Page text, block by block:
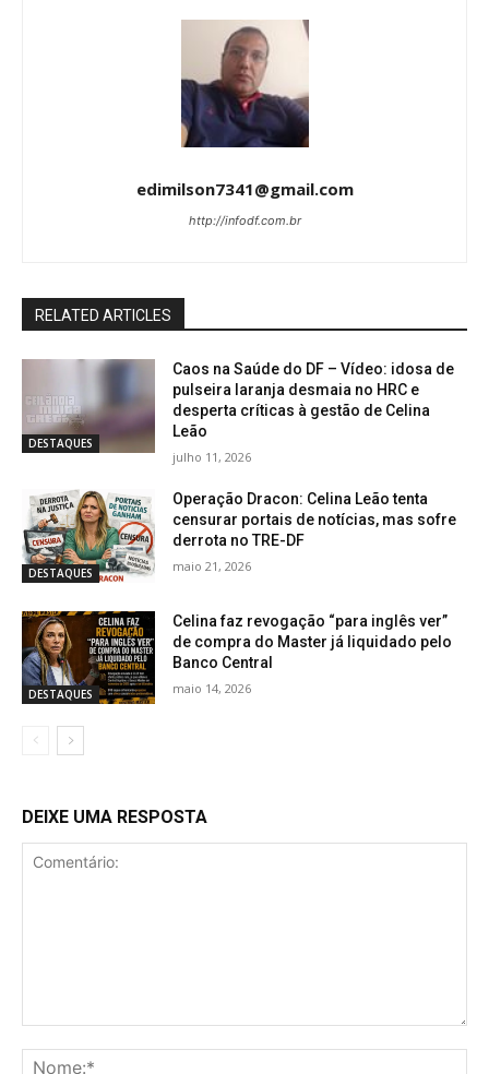
edimilson7341@gmail.com
http://infodf.com.br
RELATED ARTICLES
DESTAQUES
Caos na Saúde do DF – Vídeo: idosa de
pulseira laranja desmaia no HRC e
desperta críticas à gestão de Celina
Leão
julho 11, 2026
DESTAQUES
Operação Dracon: Celina Leão tenta
censurar portais de notícias, mas sofre
derrota no TRE-DF
maio 21, 2026
DESTAQUES
Celina faz revogação “para inglês ver”
de compra do Master já liquidado pelo
Banco Central
maio 14, 2026
DEIXE UMA RESPOSTA